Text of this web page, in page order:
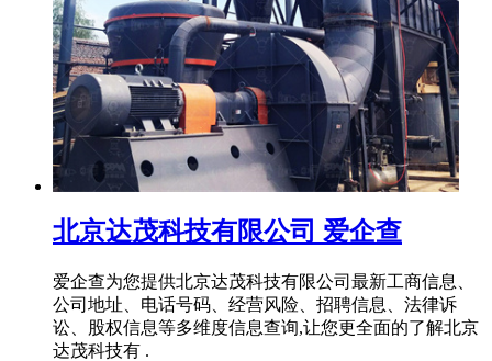
北京达茂科技有限公司 爱企查
爱企查为您提供北京达茂科技有限公司最新工商信息、
公司地址、电话号码、经营风险、招聘信息、法律诉
讼、股权信息等多维度信息查询,让您更全面的了解北京
达茂科技有 .